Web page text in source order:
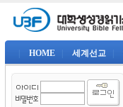
HOME 세계선교